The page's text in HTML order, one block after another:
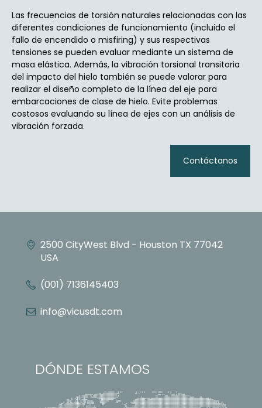
Las frecuencias de torsión naturales relacionadas con las
diferentes condiciones de funcionamiento (incluido el
fallo de encendido o misfiring) y sus respectivas
tensiones se pueden evaluar mediante un sistema de
masa elástica. Además, la vibración torsional transitoria
del impacto del hielo también se puede valorar para
realizar el diseño completo de la línea del eje para
embarcaciones de clase de hielo. Evite problemas
costosos evaluando su línea de ejes con un análisis de
vibración forzada.
Contáctanos
2500 CityWest Blvd - Houston TX 77042
USA
(001) 7136145403
info@vicusdt.com
DÓNDE ESTAMOS